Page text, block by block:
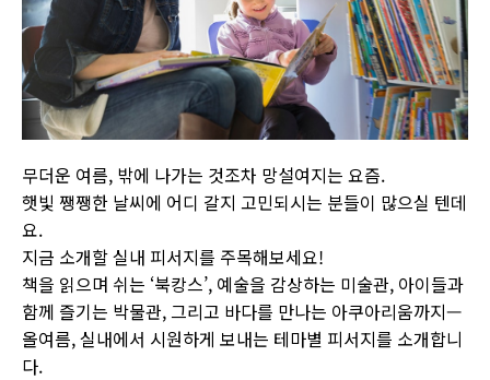
무더운 여름, 밖에 나가는 것조차 망설여지는 요즘.
햇빛 쨍쨍한 날씨에 어디 갈지 고민되시는 분들이 많으실 텐데
요.
지금 소개할 실내 피서지를 주목해보세요!
책을 읽으며 쉬는 ‘북캉스’, 예술을 감상하는 미술관, 아이들과
함께 즐기는 박물관, 그리고 바다를 만나는 아쿠아리움까지—
올여름, 실내에서 시원하게 보내는 테마별 피서지를 소개합니
다.